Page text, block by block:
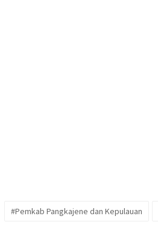
#Pemkab Pangkajene dan Kepulauan